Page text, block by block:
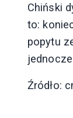
Chiński
to:
popytu
Źródło: